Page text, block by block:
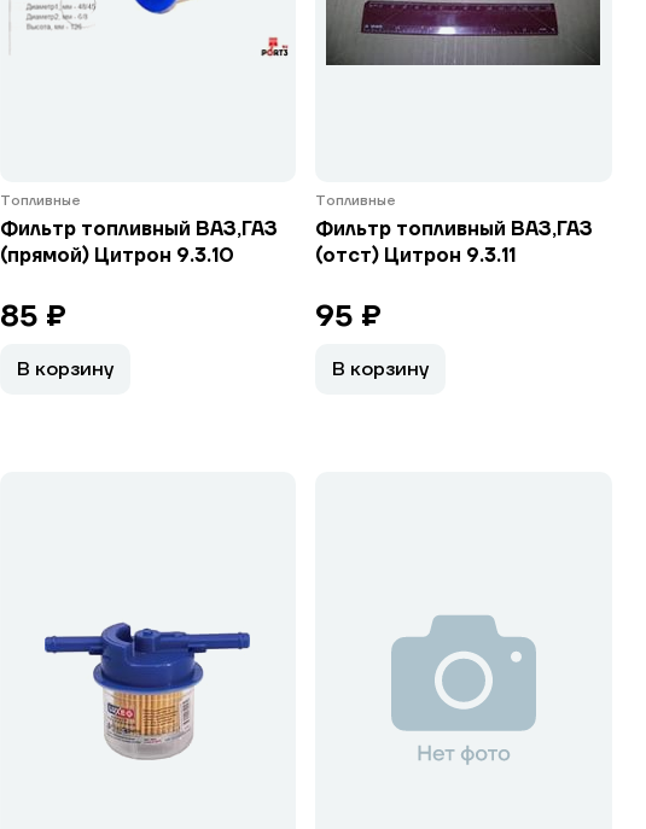
Топливные
Фильтр топливный ВАЗ,ГАЗ
(прямой) Цитрон 9.3.10
85 ₽
В корзину
Топливные
Фильтр топливный ВАЗ,ГАЗ
(отст) Цитрон 9.3.11
95 ₽
В корзину